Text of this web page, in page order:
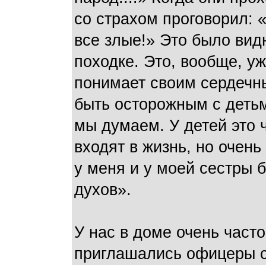
со страхом проговорил:
все злые!» Это было
походке. Это, вообще,
понимает своим
быть осторожным с
мы думаем. У детей это
входят в жизнь, но
у меня и у моей сестры
духов».
У нас в доме очень
приглашались офицеры